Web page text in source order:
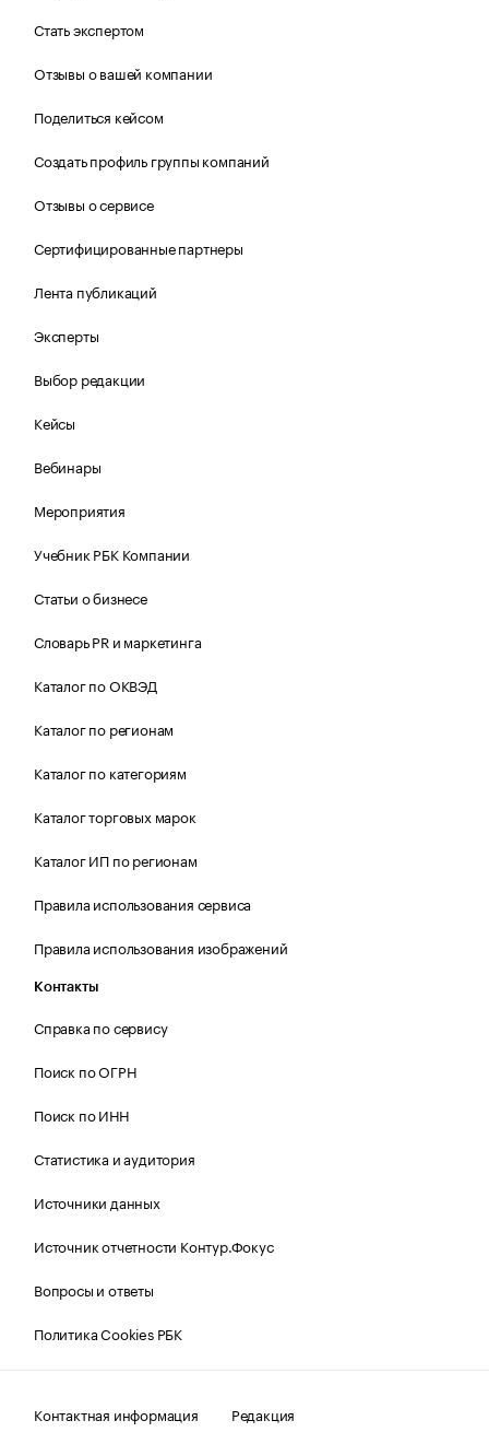
Стать экспертом
Отзывы о вашей компании
Поделиться кейсом
Создать профиль группы компаний
Отзывы о сервисе
Сертифицированные партнеры
Лента публикаций
Эксперты
Выбор редакции
Кейсы
Вебинары
Мероприятия
Учебник РБК Компании
Статьи о бизнесе
Словарь PR и маркетинга
Каталог по ОКВЭД
Каталог по регионам
Каталог по категориям
Каталог торговых марок
Каталог ИП по регионам
Правила использования сервиса
Правила использования изображений
Контакты
Справка по сервису
Поиск по ОГРН
Поиск по ИНН
Статистика и аудитория
Источники данных
Источник отчетности Контур.Фокус
Вопросы и ответы
Политика Cookies РБК
Контактная информация Редакция